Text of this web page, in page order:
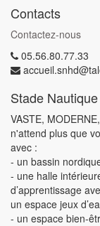
Contacts
Contactez-nous
05.56.80.77.33
Stade
VASTE,
n'attend plus que
avec :
- un bassin
- une halle
d’apprentissage
un espace jeux
- un espace bien-